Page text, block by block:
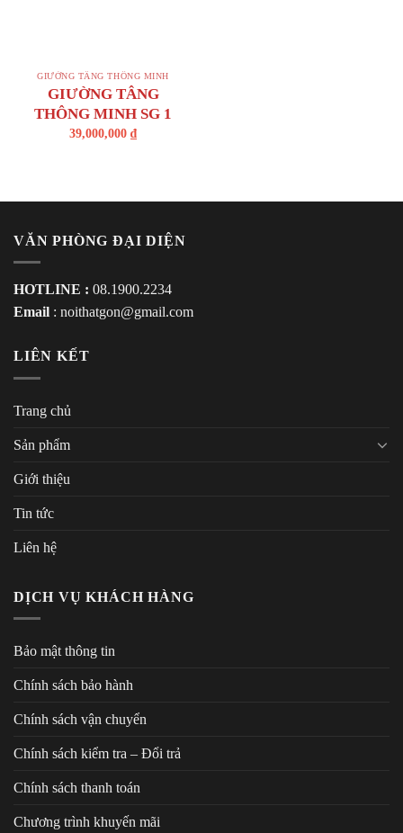
GIƯỜNG TẦNG THÔNG MINH
GIƯỜNG TÂNG
THÔNG MINH SG 1
39,000,000 ₫
VĂN PHÒNG ĐẠI DIỆN
HOTLINE : 08.1900.2234
Email : noithatgon@gmail.com
LIÊN KẾT
Trang chủ
Sản phẩm
Giới thiệu
Tin tức
Liên hệ
DỊCH VỤ KHÁCH HÀNG
Bảo mật thông tin
Chính sách bảo hành
Chính sách vận chuyển
Chính sách kiểm tra – Đổi trả
Chính sách thanh toán
Chương trình khuyến mãi